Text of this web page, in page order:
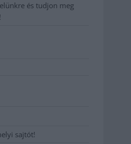
és tudjon meg
sajtót!